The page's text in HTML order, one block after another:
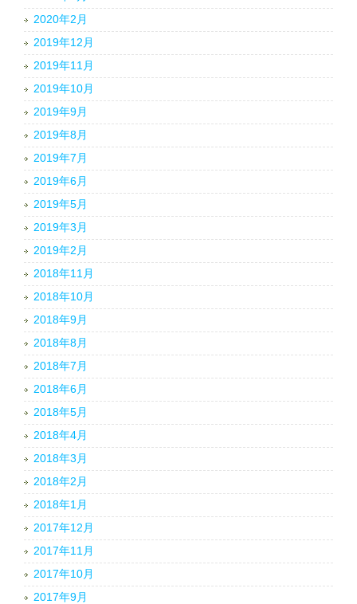
2020年2月
2019年12月
2019年11月
2019年10月
2019年9月
2019年8月
2019年7月
2019年6月
2019年5月
2019年3月
2019年2月
2018年11月
2018年10月
2018年9月
2018年8月
2018年7月
2018年6月
2018年5月
2018年4月
2018年3月
2018年2月
2018年1月
2017年12月
2017年11月
2017年10月
2017年9月